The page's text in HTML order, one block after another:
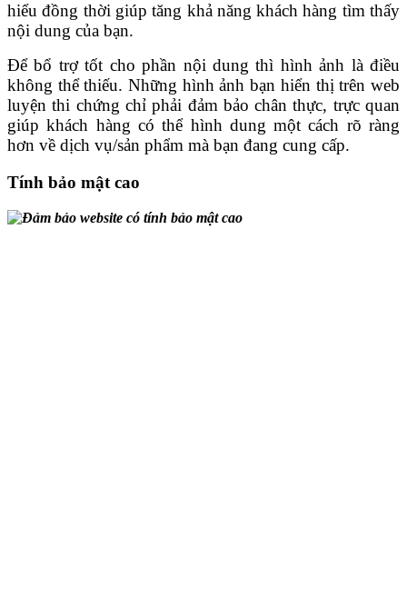
hiểu đồng thời giúp tăng khả năng khách hàng tìm thấy
nội dung của bạn.
Để bổ trợ tốt cho phần nội dung thì hình ảnh là điều
không thể thiếu. Những hình ảnh bạn hiển thị trên web
luyện thi chứng chỉ phải đảm bảo chân thực, trực quan
giúp khách hàng có thể hình dung một cách rõ ràng
hơn về dịch vụ/sản phẩm mà bạn đang cung cấp.
Tính bảo mật cao